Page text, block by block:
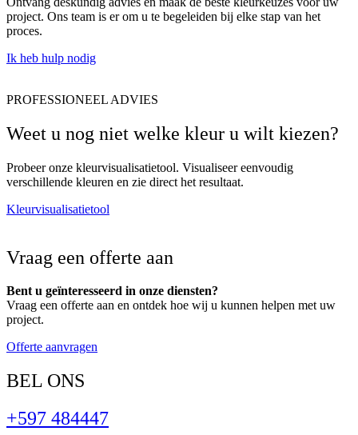
project. Ons team is er om u te begeleiden bij elke stap van het
proces.
Ik heb hulp nodig
PROFESSIONEEL ADVIES
Weet u nog niet welke kleur u wilt kiezen?
Probeer onze kleurvisualisatietool. Visualiseer eenvoudig
verschillende kleuren en zie direct het resultaat.
Kleurvisualisatietool
Vraag een offerte aan
Bent u geïnteresseerd in onze diensten?
Vraag een offerte aan en ontdek hoe wij u kunnen helpen met uw
project.
Offerte aanvragen
BEL ONS
+597 484447